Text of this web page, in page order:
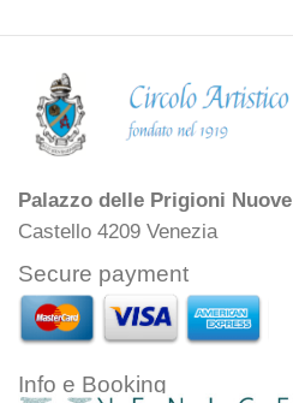
Palazzo delle Prigioni Nuove
Castello 4209 Venezia
Secure payment
Info e Booking